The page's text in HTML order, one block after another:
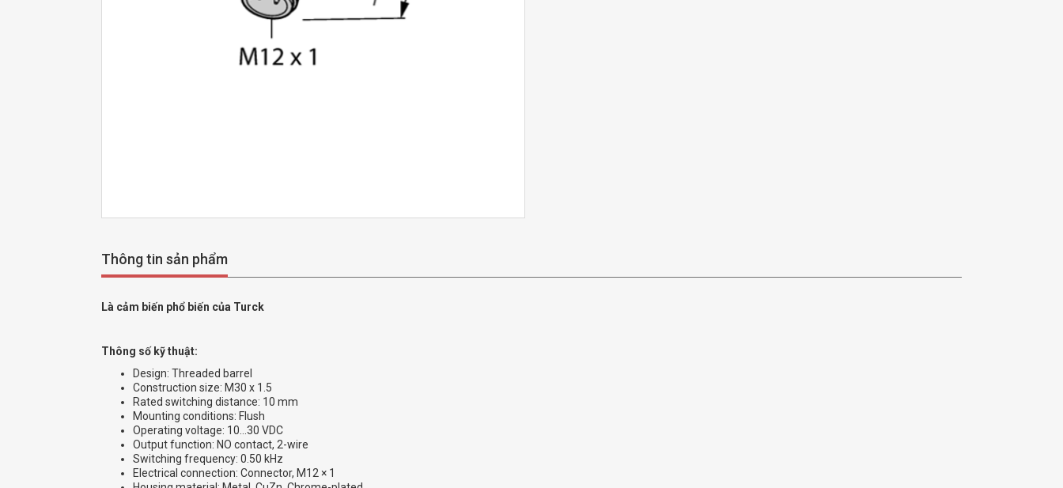
Thông tin sản phẩm
Là cảm biến phổ biến của Turck
Thông số kỹ thuật:
Design: Threaded barrel
Construction size: M30 x 1.5
Rated switching distance: 10 mm
Mounting conditions: Flush
Operating voltage: 10…30 VDC
Output function: NO contact, 2-wire
Switching frequency: 0.50 kHz
Electrical connection: Connector, M12 × 1